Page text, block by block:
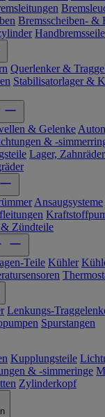
Bremsscheiben- &
Handbremsseile
Querlenker &
Stabilisatorlager &
& Gelenke
& -
Lager,
Ansaugsysteme
Zündteile
Teile Kühler
Lenkungs-
Spurstangen
Kupplungsteile
& -simmeringe
Zylinderkopf